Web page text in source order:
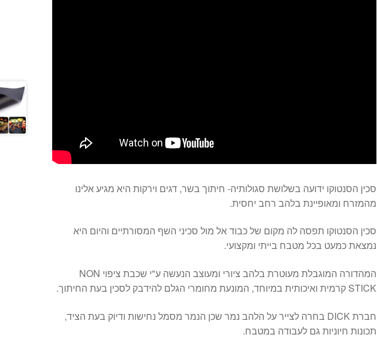
סכין הסנטוקו ידועה בשלושת סגולותיה- חיתוך בשר, דגים וירקות היא מגיע אלינו
מהמזרח ומאופיינת בלהב רחב יחסית.
סכין הסנטוקו תפסה לה מקום של כבוד אל מול סכיני השף המסורתיים והיום היא
נמצאת כמעט בכל מטבח בייתי ומקצועי.
המהדורה המוגבלת מעוטרת בלהב ציורי ומעוצב הנעשה ע"י שכבת ציפוי NON
STICK קרמית ואיכותית במיוחד, המונעת מחומרי הגלם להידבק לסכין בעת החיתוך.
חברת DICK בחרה לצייר על הלהב נמר שכן הנמר מסמל נחישות ודיוק בעת הציד,
תכונות חיוניות גם לעבודה במטבח.